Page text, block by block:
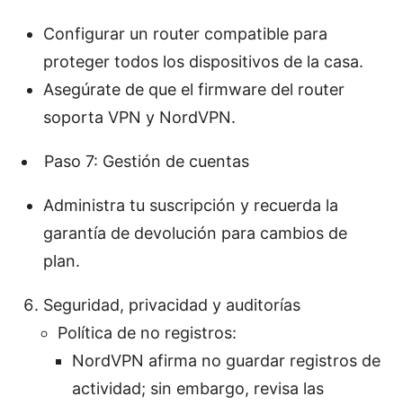
Configurar un router compatible para
proteger todos los dispositivos de la casa.
Asegúrate de que el firmware del router
soporta VPN y NordVPN.
Paso 7: Gestión de cuentas
Administra tu suscripción y recuerda la
garantía de devolución para cambios de
plan.
Seguridad, privacidad y auditorías
Política de no registros:
NordVPN afirma no guardar registros de
actividad; sin embargo, revisa las